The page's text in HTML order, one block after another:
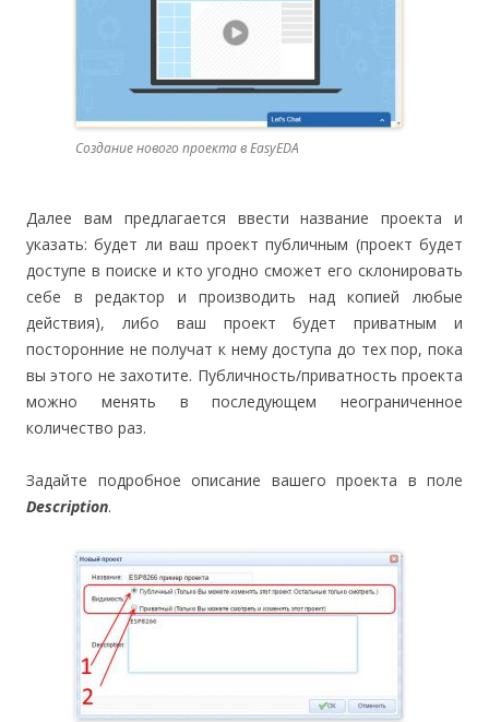
Создание нового проекта в EasyEDA
Далее вам предлагается ввести название проекта и
указать: будет ли ваш проект публичным (проект будет
доступе в поиске и кто угодно сможет его склонировать
себе в редактор и производить над копией любые
действия), либо ваш проект будет приватным и
посторонние не получат к нему доступа до тех пор, пока
вы этого не захотите. Публичность/приватность проекта
можно менять в последующем неограниченное
количество раз.
Задайте подробное описание вашего проекта в поле
Description.